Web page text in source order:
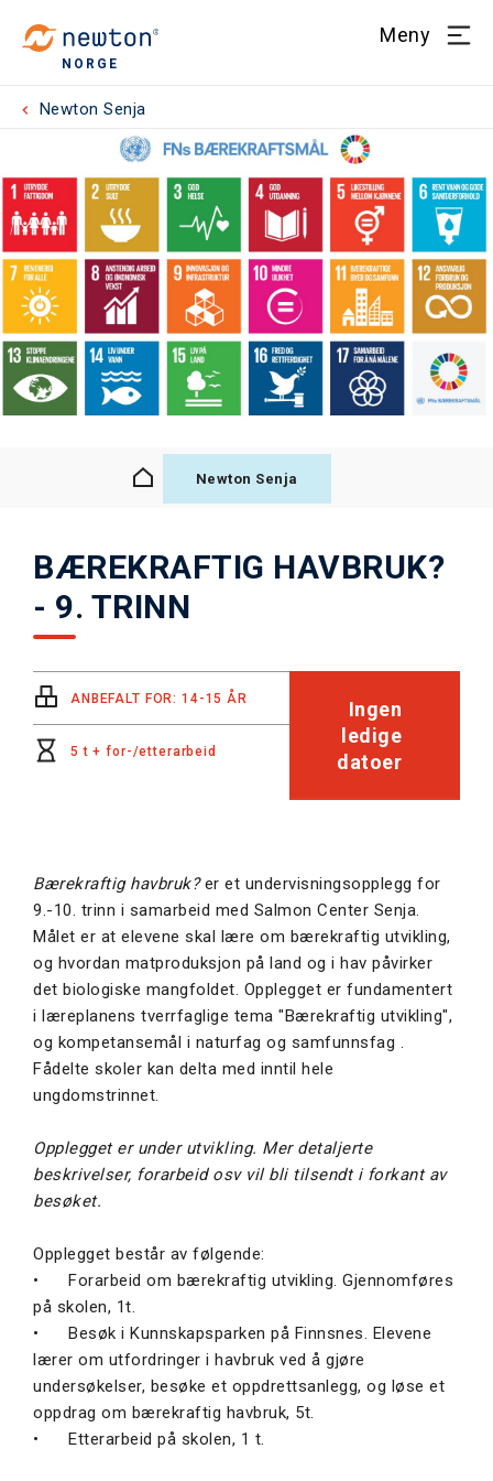
NORGE
Meny
Newton Senja
Newton Senja
BÆREKRAFTIG HAVBRUK?
- 9. TRINN
ANBEFALT FOR: 14-15 ÅR
5 t + for-/etterarbeid
Ingen
ledige
datoer
Bærekraftig havbruk?er et undervisningsopplegg for
9.-10. trinn i samarbeid med Salmon Center Senja.
Målet er at elevene skal lære om bærekraftig utvikling,
og hvordan matproduksjon på land og i hav påvirker
det biologiske mangfoldet. Opplegget er fundamentert
i læreplanens tverrfaglige tema "Bærekraftig utvikling",
og kompetansemål i naturfag og samfunnsfag .
Fådelte skoler kan delta med inntil hele
ungdomstrinnet.
Opplegget er under utvikling. Mer detaljerte
beskrivelser, forarbeid osv vil bli tilsendt i forkant av
besøket.
Opplegget består av følgende:
•
Forarbeid om bærekraftig utvikling. Gjennomføres
på skolen, 1t.
•
Besøk i Kunnskapsparken på Finnsnes. Elevene
lærer om utfordringer i havbruk ved å gjøre
undersøkelser, besøke et oppdrettsanlegg, og løse et
oppdrag om bærekraftig havbruk, 5t.
•
Etterarbeid på skolen, 1 t.